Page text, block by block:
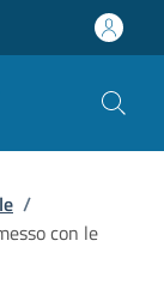
/
con le